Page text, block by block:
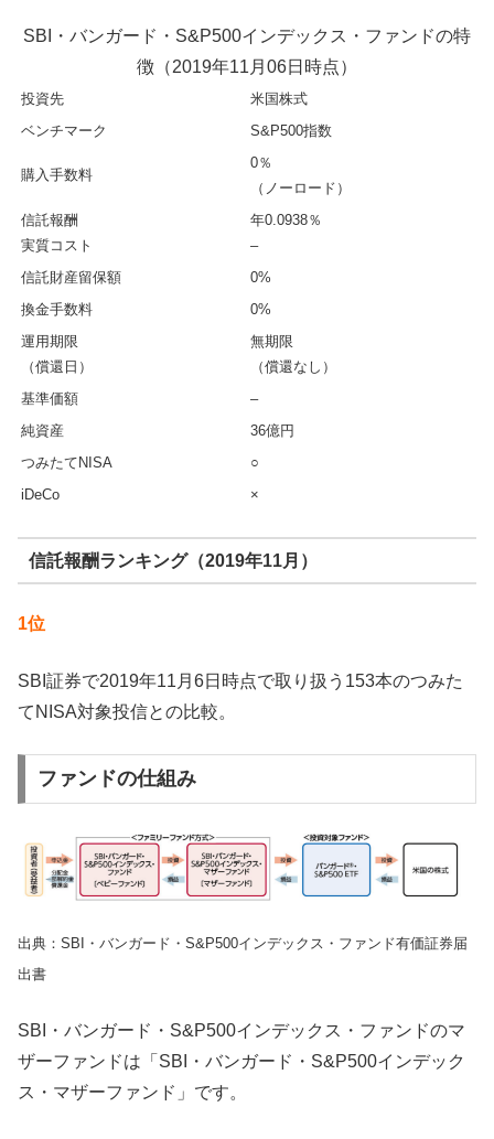
SBI・バンガード・S&P500インデックス・ファンドの特
徴（2019年11月06日時点）
投資先
米国株式
ベンチマーク
S&P500指数
購入手数料
0％
（ノーロード）
信託報酬
実質コスト
年0.0938％
–
信託財産留保額
0%
換金手数料
0%
運用期限
（償還日）
無期限
（償還なし）
基準価額
–
純資産
36億円
つみたてNISA
○
iDeCo
×
信託報酬ランキング（2019年11月）
1位
SBI証券で2019年11月6日時点で取り扱う153本のつみた
てNISA対象投信との比較。
ファンドの仕組み
出典：SBI・バンガード・S&P500インデックス・ファンド有価証券届
出書
SBI・バンガード・S&P500インデックス・ファンドのマ
ザーファンドは「SBI・バンガード・S&P500インデック
ス・マザーファンド」です。